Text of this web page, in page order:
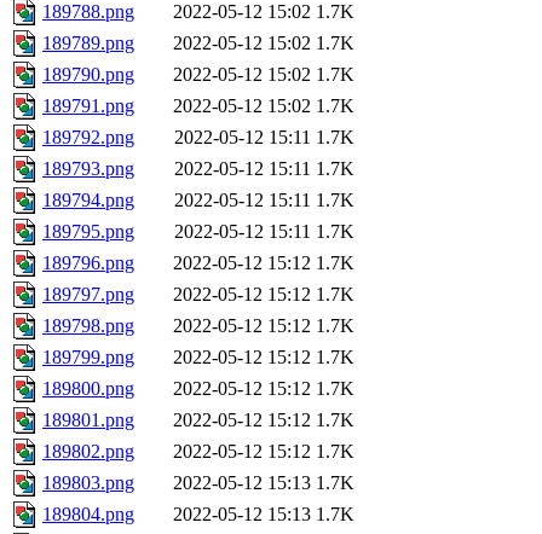
189788.png
2022-05-12 15:02 1.7K
189789.png
2022-05-12 15:02 1.7K
189790.png
2022-05-12 15:02 1.7K
189791.png
2022-05-12 15:02 1.7K
189792.png
2022-05-12 15:11 1.7K
189793.png
2022-05-12 15:11 1.7K
189794.png
2022-05-12 15:11 1.7K
189795.png
2022-05-12 15:11 1.7K
189796.png
2022-05-12 15:12 1.7K
189797.png
2022-05-12 15:12 1.7K
189798.png
2022-05-12 15:12 1.7K
189799.png
2022-05-12 15:12 1.7K
189800.png
2022-05-12 15:12 1.7K
189801.png
2022-05-12 15:12 1.7K
189802.png
2022-05-12 15:12 1.7K
189803.png
2022-05-12 15:13 1.7K
189804.png
2022-05-12 15:13 1.7K